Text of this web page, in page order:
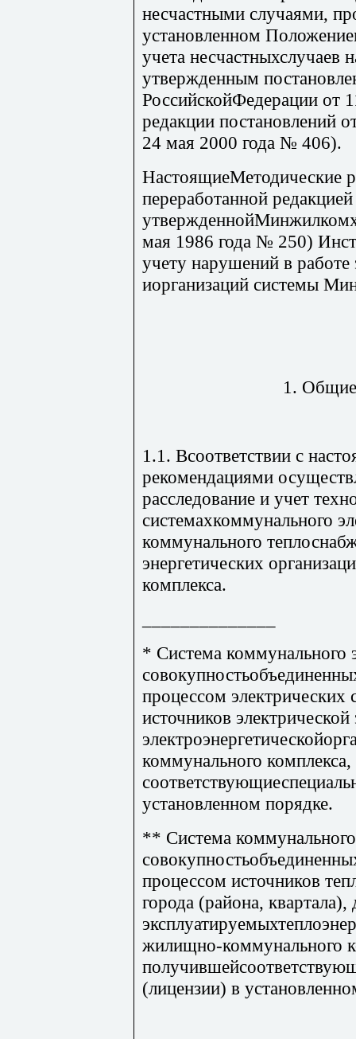
несчастными случаями,
установленном
учета несчастныхслучаев
утвержденным
РоссийскойФедерации от
редакции постановлений
24 мая 2000 года № 406).
НастоящиеМетодические
переработанной редакцией
мая 1986 года № 250)
учету нарушений в работе
иорганизаций системы
1.
1.1. Всоответствии с
рекомендациями
расследование и учет
системахкоммунального
коммунального
энергетических
комплекса.
* Система коммунального
процессом электрических
источников
коммунального
установленном порядке.
** Система
процессом источников
города (района, квартала),
жилищно-коммунального
(лицензии) в